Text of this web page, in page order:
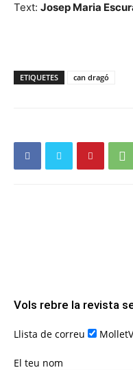
Text: Josep Maria
ETIQUETES can dragó
Vols rebre la revista
Llista de correu
El teu nom